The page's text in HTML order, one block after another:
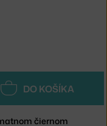
DO KOŠÍKA
čiernom